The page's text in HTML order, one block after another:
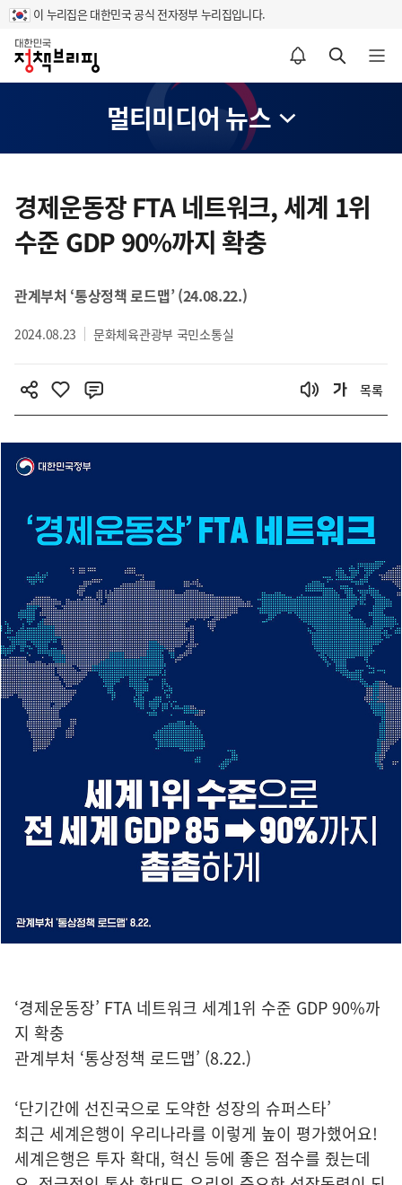
이 누리집은 대한민국 공식 전자정부 누리집입니다.
홈
알림설정 바로가기 검색 바로가기 메뉴 열기
멀티미디어 뉴스
텐
츠
영
경제운동장 FTA 네트워크, 세계 1위
수준 GDP 90%까지 확충
관계부처 ‘통상정책 로드맵’ (24.08.22.)
2024.08.23 문화체육관광부 국민소통실
목록
‘경제운동장’ FTA 네트워크 세계1위 수준 GDP 90%까
지 확충
관계부처 ‘통상정책 로드맵’ (8.22.)
‘단기간에 선진국으로 도약한 성장의 슈퍼스타’
최근 세계은행이 우리나라를 이렇게 높이 평가했어요!
세계은행은 투자 확대, 혁신 등에 좋은 점수를 줬는데